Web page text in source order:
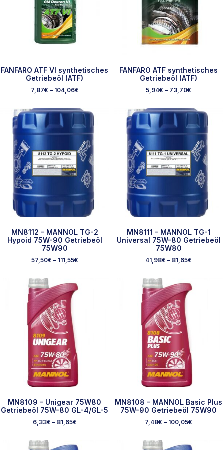
FANFARO ATF VI synthetisches
Getriebeöl (ATF)
7,87€ – 104,06€
FANFARO ATF synthetisches
Getriebeöl (ATF)
5,94€ – 73,70€
MN8112 – MANNOL TG-2
Hypoid 75W-90 Getriebeöl
75W90
57,50€ – 111,55€
MN8111 – MANNOL TG-1
Universal 75W-80 Getriebeöl
75W80
41,98€ – 81,65€
MN8109 – Unigear 75W80
Getriebeöl 75W-80 GL-4/GL-5
6,33€ – 81,65€
MN8108 – MANNOL Basic Plus
75W-90 Getriebeöl 75W90
7,48€ – 100,05€